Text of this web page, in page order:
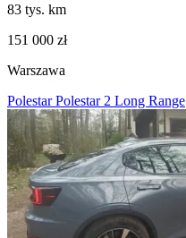
83 tys. km
151 000 zł
Warszawa
Polestar Polestar 2 Long Range